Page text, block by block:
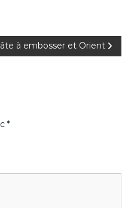
à embosser et Orient
*